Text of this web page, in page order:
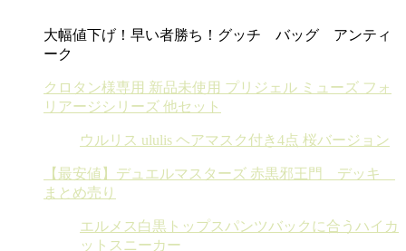
大幅値下げ！早い者勝ち！グッチ バッグ アンティ
ーク
クロタン様専用 新品未使用 プリジェル ミューズ フォ
リアージシリーズ 他セット
ウルリス ululis ヘアマスク付き4点 桜バージョン
【最安値】デュエルマスターズ 赤黒邪王門 デッキ
まとめ売り
エルメス白黒トップスパンツバックに合うハイカ
ットスニーカー